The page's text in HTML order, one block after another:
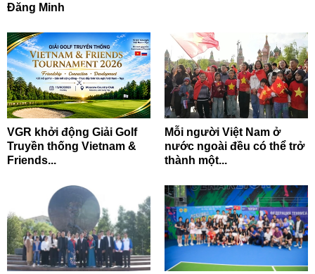
Đăng Minh
VGR khởi động Giải Golf
Truyền thống Vietnam &
Friends...
Mỗi người Việt Nam ở
nước ngoài đều có thể trở
thành một...